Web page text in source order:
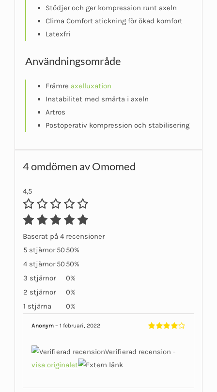
Stödjer och ger kompression runt axeln
Clima Comfort stickning för ökad komfort
Latexfri
Användningsområde
Främre axelluxation
Instabilitet med smärta i axeln
Artros
Postoperativ kompression och stabilisering
4 omdömen avOmomed
4,5
Baserat på 4 recensioner
5 stjärnor 50 50%
4 stjärnor 50 50%
3 stjärnor
0%
2 stjärnor
0%
1 stjärna
0%
Anonym– 1 februari, 2022
Verifierad recension -
visa originalet